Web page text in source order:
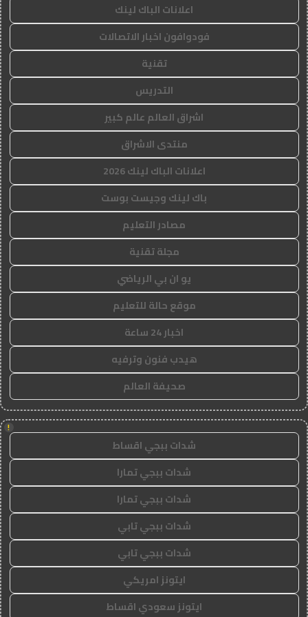
اعلانات الباك لينك
فودوافون اخبار الاتصالات
تقنية
التدريس
اشراق العالم عالم كبير
منتدى الاشراق
اعلانات الباك لينك 2026
باك لينك وجيست بوست
مصادر التعليم
مجلة تقنية
يو ان بي الرياضي
موقع حالة للتعليم
اخبار 24 ساعة
هيدب فنون وترفيه
صحيفة العالم
!
شدات ببجي اقساط
شدات ببجي تمارا
شدات ببجي تمارا
شدات ببجي تابي
شدات ببجي تابي
ايتونز امريكي
ايتونز سعودي اقساط